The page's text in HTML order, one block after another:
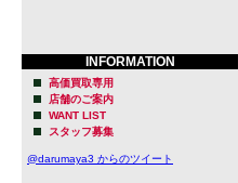
INFORMATION
高価買取専用
店舗のご案内
WANT LIST
スタッフ募集
@darumaya3 からのツイート